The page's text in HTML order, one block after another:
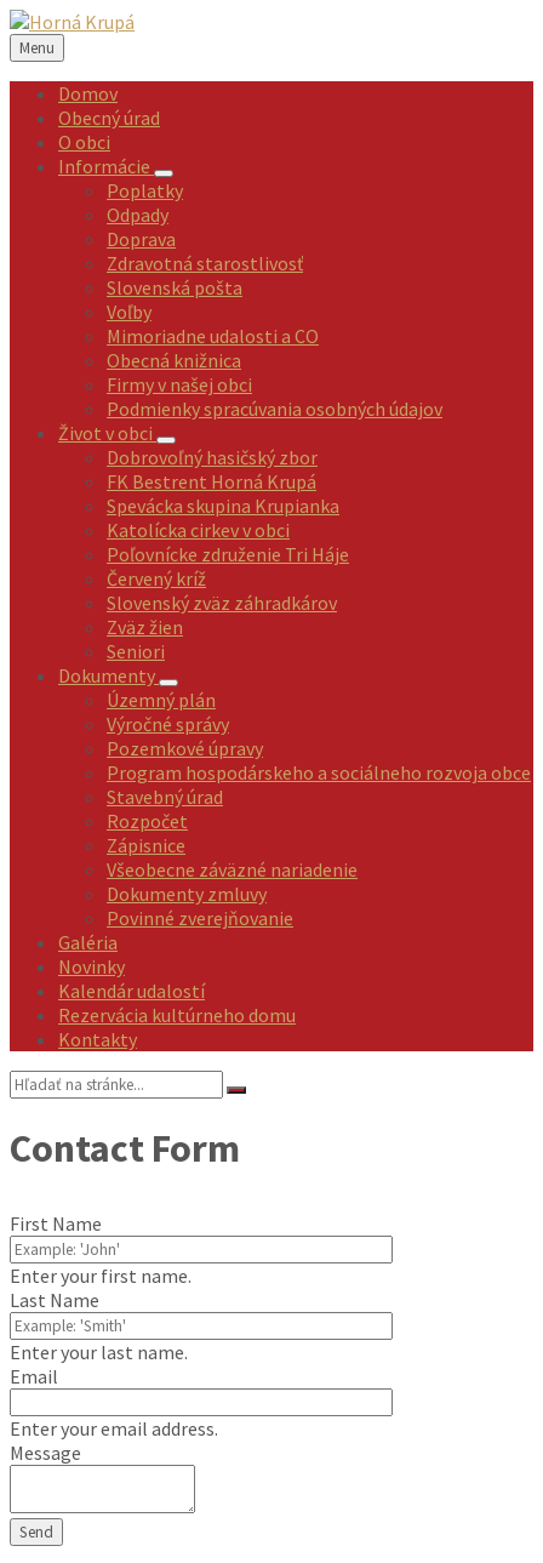
Preskočiť
na
obsah
Preskočiť
na
ľavý
panel
Preskočiť
na
pätičku
Menu
Domov
Obecný úrad
O obci
Informácie
Poplatky
Odpady
Doprava
Zdravotná starostlivosť
Slovenská pošta
Voľby
Mimoriadne udalosti a CO
Obecná knižnica
Firmy v našej obci
Podmienky spracúvania osobných údajov
Život v obci
Dobrovoľný hasičský zbor
FK Bestrent Horná Krupá
Spevácka skupina Krupianka
Katolícka cirkev v obci
Poľovnícke združenie Tri Háje
Červený kríž
Slovenský zväz záhradkárov
Zväz žien
Seniori
Dokumenty
Územný plán
Výročné správy
Pozemkové úpravy
Program hospodárskeho a sociálneho rozvoja obce
Stavebný úrad
Rozpočet
Zápisnice
Všeobecne záväzné nariadenie
Dokumenty zmluvy
Povinné zverejňovanie
Galéria
Novinky
Kalendár udalostí
Rezervácia kultúrneho domu
Kontakty
Vyhľadávanie:
Contact Form
First Name
Enter your first name.
Last Name
Enter your last name.
Email
Enter your email address.
Message